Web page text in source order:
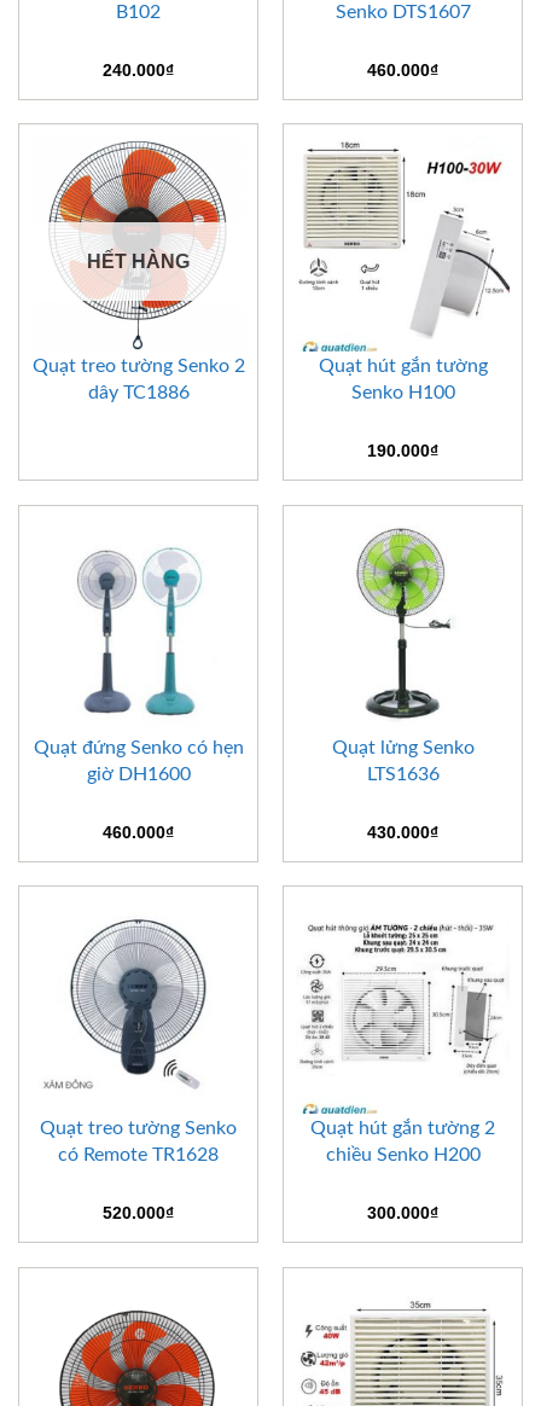
B102
240.000₫
Senko DTS1607
460.000₫
HẾT HÀNG
Quạt treo tường Senko 2
dây TC1886
Quạt hút gắn tường
Senko H100
190.000₫
Quạt đứng Senko có hẹn
giờ DH1600
460.000₫
Quạt lửng Senko
LTS1636
430.000₫
Quạt treo tường Senko
có Remote TR1628
520.000₫
Quạt hút gắn tường 2
chiều Senko H200
300.000₫